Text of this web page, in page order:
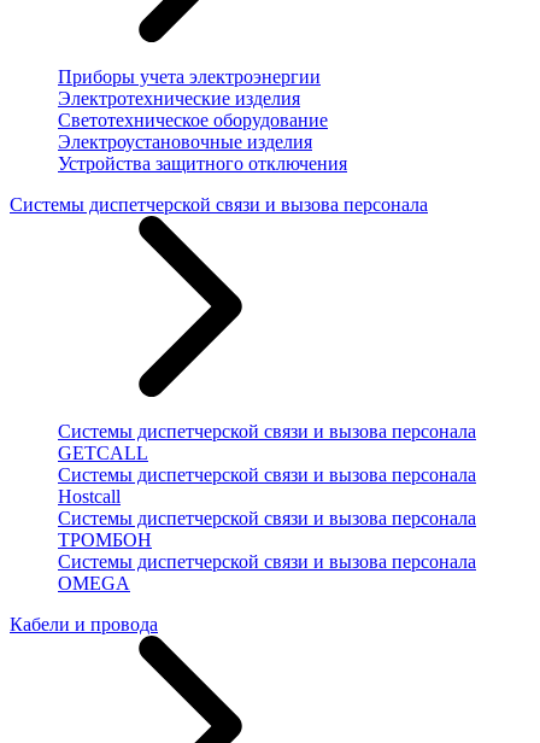
Приборы учета электроэнергии
Электротехнические изделия
Светотехническое оборудование
Электроустановочные изделия
Устройства защитного отключения
Системы диспетчерской связи и вызова персонала
Системы диспетчерской связи и вызова персонала
GETCALL
Системы диспетчерской связи и вызова персонала
Hostcall
Системы диспетчерской связи и вызова персонала
ТРОМБОН
Системы диспетчерской связи и вызова персонала
OMEGA
Кабели и провода